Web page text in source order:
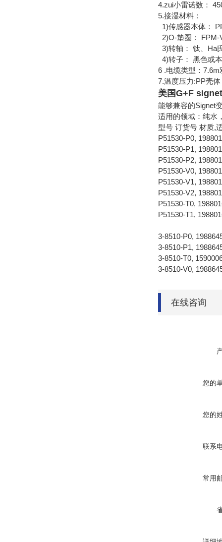
4.zui小雷诺数：
5.接湿材料：
1)传感器本体：
2)O-垫圈：
3)转轴： 钛、Ha
4)转子： 黑色或
6 .电缆类型：
7.温度压力:PP壳
美国G+F
能够兼容的Signet
适用的领域：纯水
型号 订货号 材质,
P51530-P0,
P51530-P1,
P51530-P2,
P51530-V0,
P51530-V1,
P51530-V2,
P51530-T0,
P51530-T1,
3-8510-P0,
3-8510-P1,
3-8510-T0,
3-8510-V0,
在线咨询
您的
您的
联系
常用